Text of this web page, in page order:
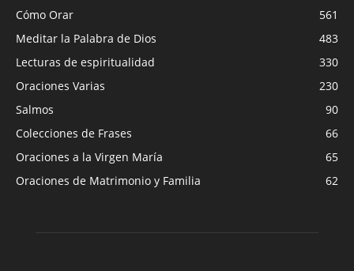
Cómo Orar
561
Meditar la Palabra de Dios
483
Lecturas de espiritualidad
330
Oraciones Varias
230
Salmos
90
Colecciones de Frases
66
Oraciones a la Virgen María
65
Oraciones de Matrimonio y Familia
62